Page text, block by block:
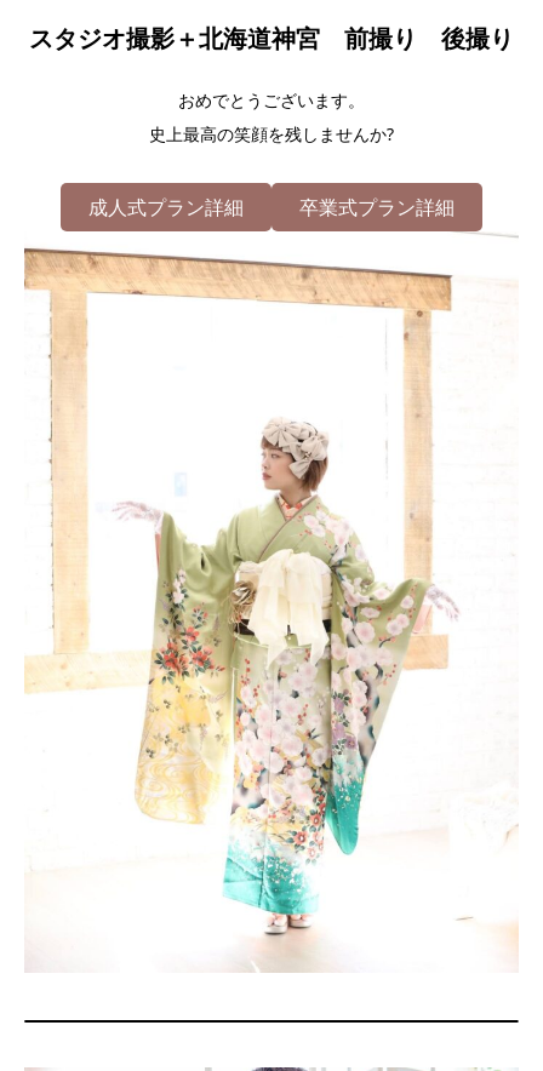
スタジオ撮影＋北海道神宮 前撮り 後撮り
おめでとうございます。
史上最高の笑顔を残しませんか?
成人式プラン詳細 卒業式プラン詳細